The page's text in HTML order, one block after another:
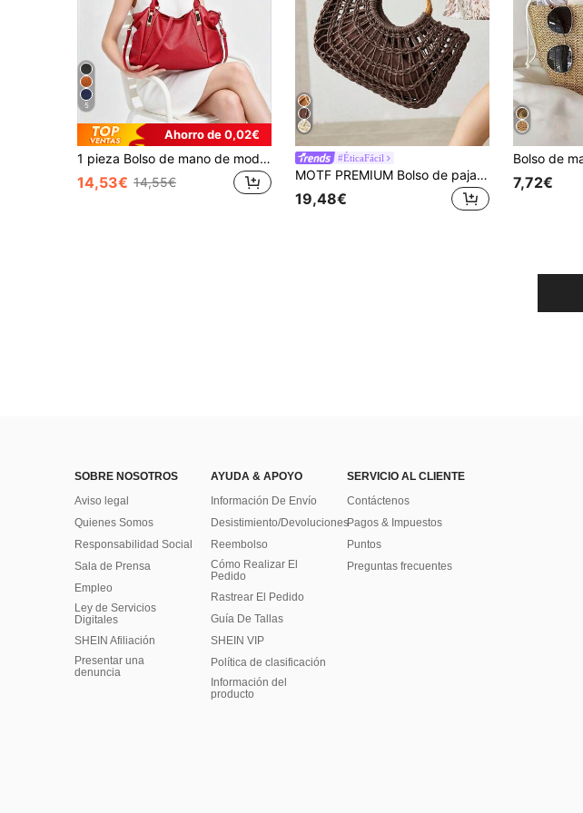
5
Ahorro de 0,02€
1 pieza Bolso de mano de moda casual de color rojo sólido y de alta gama, hecho de PU, adecuado para el trabajo, la oficina y la vida diaria
14,53€ 14,55€
#ÉticaFácil
MOTF PREMIUM Bolso de paja hueco de color marrón de moda para mujer, bolso de tote de gran capacidad y portátil, adecuado para vacaciones, viajes, playa y coincidencia con la
19,48€
7,72€
SOBRE NOSOTROS
Aviso legal
Quienes Somos
Responsabilidad Social
Sala de Prensa
Empleo
Ley de Servicios
Digitales
SHEIN Afiliación
Presentar una
denuncia
AYUDA & APOYO
Información De Envío
Desistimiento/Devoluciones
Reembolso
Cómo Realizar El
Pedido
Rastrear El Pedido
Guía De Tallas
SHEIN VIP
Política de clasificación
​Información del
producto
SERVICIO AL CLIENTE
Contáctenos
Pagos & Impuestos
Puntos
Preguntas frecuentes